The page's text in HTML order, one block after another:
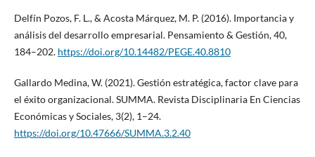
Delfín Pozos, F. L., & Acosta Márquez, M. P. (2016). Importancia y
análisis del desarrollo empresarial. Pensamiento & Gestión, 40,
184–202. https://doi.org/10.14482/PEGE.40.8810
Gallardo Medina, W. (2021). Gestión estratégica, factor clave para
el éxito organizacional. SUMMA. Revista Disciplinaria En Ciencias
Económicas y Sociales, 3(2), 1–24.
https://doi.org/10.47666/SUMMA.3.2.40